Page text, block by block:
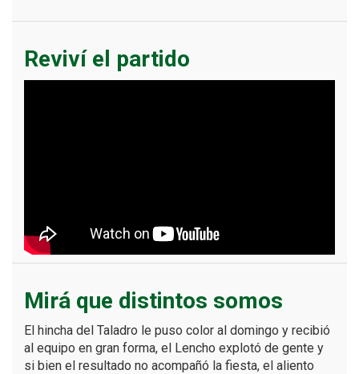
Reviví el partido
Mirá que distintos somos
El hincha del Taladro le puso color al domingo y recibió
al equipo en gran forma, el Lencho explotó de gente y
si bien el resultado no acompañó la fiesta, el aliento